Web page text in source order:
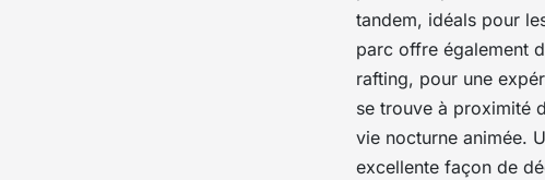
tandem, idéals pour
parc offre également
rafting, pour une
se trouve à proximité
vie nocturne animée.
excellente façon de